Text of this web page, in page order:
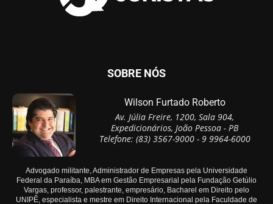
SOBRE NÓS
Wilson Furtado Roberto
Av. Júlia Freire, 1200, Sala 904,
Expedicionários, João Pessoa - PB
Telefone: (83) 3567-9000 - 9 9964-6000
Advogado militante, Administrador de Empresas pela Universidade
Federal da Paraíba, MBA em Gestão Empresarial pela Fundação Getúlio
Vargas, professor, palestrante, empresário, Bacharel em Direito pelo
UNIPÊ, especialista e mestre em Direito Internacional pela Faculdade de